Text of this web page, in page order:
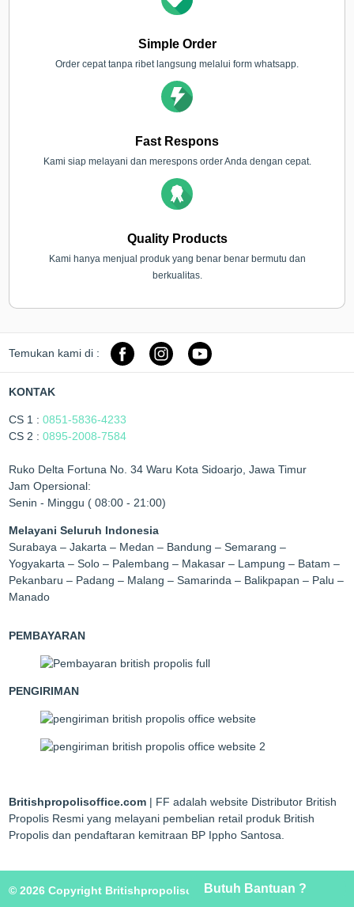
Simple Order
Order cepat tanpa ribet langsung melalui form whatsapp.
Fast Respons
Kami siap melayani dan merespons order Anda dengan cepat.
Quality Products
Kami hanya menjual produk yang benar benar bermutu dan
berkualitas.
Temukan kami di :
KONTAK
CS 1 :0851-5836-4233
CS 2 :0895-2008-7584
Ruko Delta Fortuna No. 34 Waru Kota Sidoarjo, Jawa Timur
Jam Opersional:
Senin - Minggu ( 08:00 - 21:00)
Melayani Seluruh Indonesia
Surabaya – Jakarta – Medan – Bandung – Semarang –
Yogyakarta – Solo – Palembang – Makasar – Lampung – Batam –
Pekanbaru – Padang – Malang – Samarinda – Balikpapan – Palu –
Manado
PEMBAYARAN
PENGIRIMAN
Britishpropolisoffice.com | FF adalah website Distributor British
Propolis Resmi yang melayani pembelian retail produk British
Propolis dan pendaftaran kemitraan BP Ippho Santosa.
© 2026 Copyright Britishpropolisoffice.comButuh Bantuan ?